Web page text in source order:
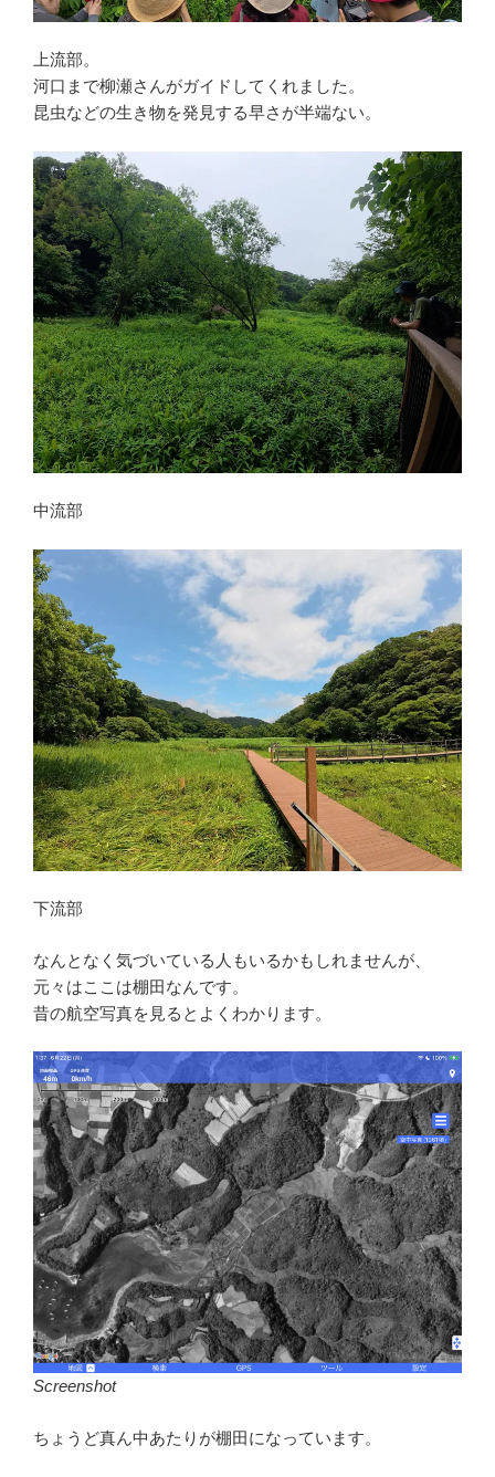
上流部。
河口まで柳瀬さんがガイドしてくれました。
昆虫などの生き物を発見する早さが半端ない。
中流部
下流部
なんとなく気づいている人もいるかもしれませんが、
元々はここは棚田なんです。
昔の航空写真を見るとよくわかります。
Screenshot
ちょうど真ん中あたりが棚田になっています。